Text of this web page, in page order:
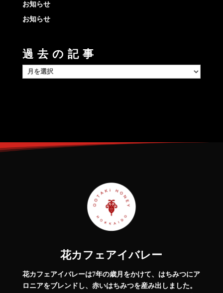
お知らせ
お知らせ
過去の記事
花カフェアイバレー
花カフェアイバレーは7年の歳月をかけて、はちみつにア
ロニアをブレンドし、赤いはちみつを産み出しました。